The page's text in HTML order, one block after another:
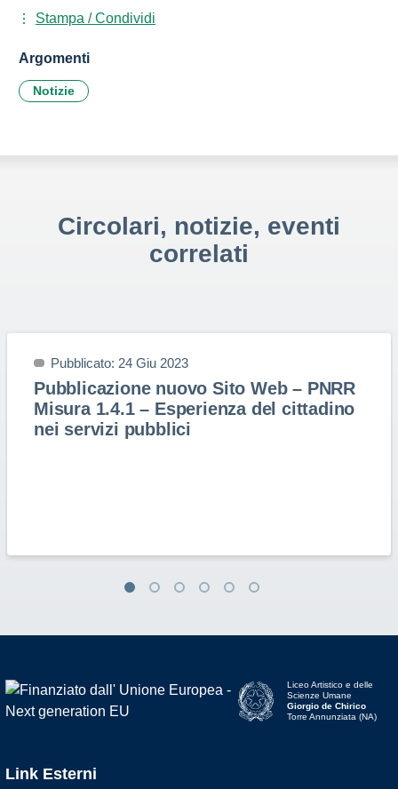
Stampa / Condividi
Argomenti
Notizie
Circolari, notizie, eventi
correlati
Pubblicato: 24 Giu 2023
Pubblicazione nuovo Sito Web – PNRR
Misura 1.4.1 – Esperienza del cittadino
nei servizi pubblici
Liceo Artistico e delle
Scienze Umane
Giorgio de Chirico
Torre Annunziata (NA)
Link Esterni